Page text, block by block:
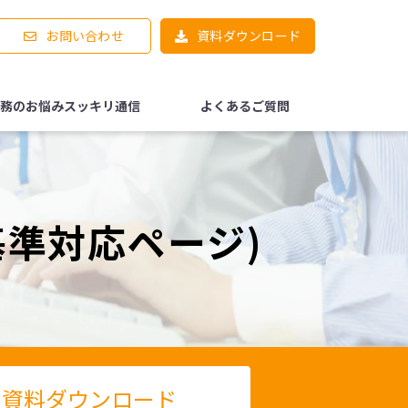
お問い合わせ 資料ダウンロード
のお悩みスッキリ通信 よくあるご質問
対応ページ)
資料ダウンロード